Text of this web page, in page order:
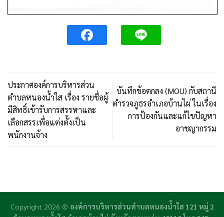
ประกาศองค์การบริหารส่วน
ตำบลหนองน้ำใส เรื่อง รายชื่อผู้
มีสิทธิ์เข้ารับการสรรหาและ
เลือกสรรเพื่อแต่งตั้งเป็น
พนักงานจ้าง
บันทึกข้อตกลง (MOU) กับสถานี
ตำรวจภูธรอำเภอบ้านไผ่ ในเรื่อง
การป้องกันและแก้ไขปัญหา
อาชญากรรม
Copyright 2026 © องค์การบริหารส่วนตำบลหนองน้ำใส 121 หมู่ 2